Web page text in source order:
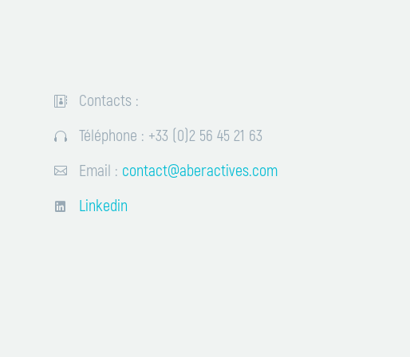

 Contacts :

 Téléphone : +33 (0)2 56 45 21 63

 Email : contact@aberactives.com

 Linkedin